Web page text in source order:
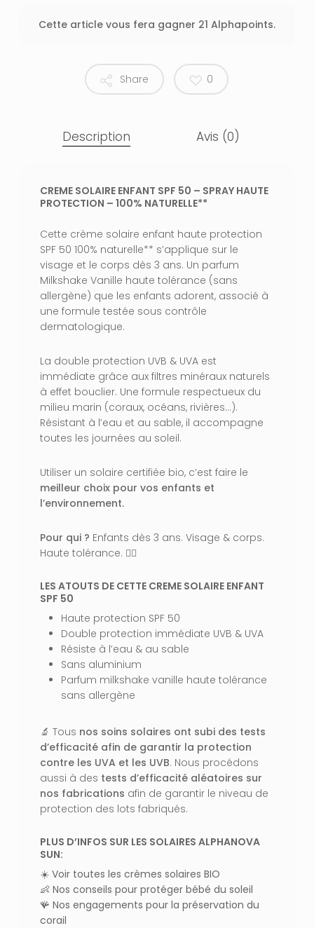
Cette article vous fera gagner 21 Alphapoints.
Share 0
Description Avis (0)
CREME SOLAIRE ENFANT SPF 50 – SPRAY HAUTE
PROTECTION – 100% NATURELLE**
Cette crème solaire enfant haute protection
SPF 50 100% naturelle** s’applique sur le
visage et le corps dès 3 ans. Un parfum
Milkshake Vanille haute tolérance (sans
allergène) que les enfants adorent, associé à
une formule testée sous contrôle
dermatologique.
La double protection UVB & UVA est
immédiate grâce aux filtres minéraux naturels
à effet bouclier. Une formule respectueux du
milieu marin (coraux, océans, rivières…).
Résistant à l’eau et au sable, il accompagne
toutes les journées au soleil.
Utiliser un solaire certifiée bio, c’est faire le
meilleur choix pour vos enfants et
l’environnement.
Pour qui ? Enfants dès 3 ans. Visage & corps.
Haute tolérance. 👩‍⚕️
LES ATOUTS DE CETTE CREME SOLAIRE ENFANT
SPF 50
Haute protection SPF 50
Double protection immédiate UVB & UVA
Résiste à l’eau & au sable
Sans aluminium
Parfum milkshake vanille haute tolérance
sans allergène
🔬 Tous nos soins solaires ont subi des tests
d’efficacité afin de garantir la protection
contre les UVA et les UVB. Nous procédons
aussi à des tests d’efficacité aléatoires sur
nos fabrications afin de garantir le niveau de
protection des lots fabriqués.
PLUS D’INFOS SUR LES SOLAIRES ALPHANOVA
SUN:
☀️ Voir toutes les crèmes solaires BIO
👶 Nos conseils pour protéger bébé du soleil
🪸 Nos engagements pour la préservation du
corail